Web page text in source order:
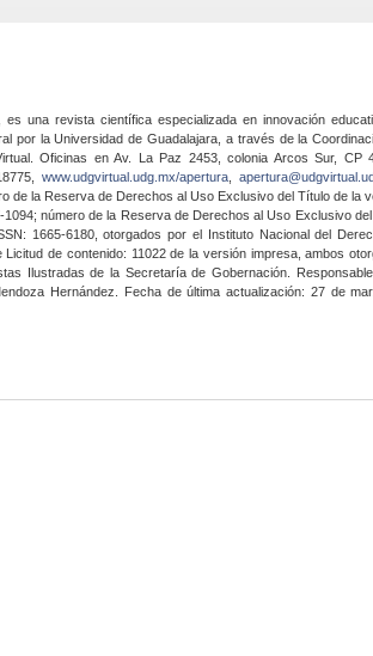
una revista científica especializada en innovación
por la Universidad de Guadalajara, a través de la
Oficinas en Av. La Paz 2453, colonia Arcos Sur, CP
www.udgvirtual.udg.mx/apertura
de la Reserva de Derechos al Uso Exclusivo del Título de la
número de la Reserva de Derechos al Uso Exclusivo
1665-6180, otorgados por el Instituto Nacional del
de contenido: 11022 de la versión impresa, ambos
Ilustradas de la Secretaría de Gobernación.
Hernández. Fecha de última actualización: 27 de